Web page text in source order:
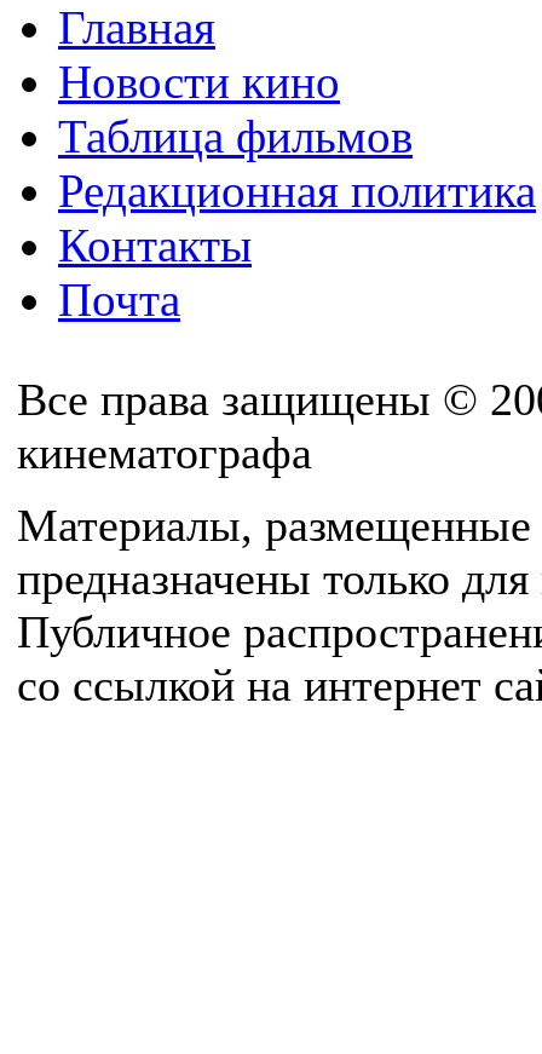
Главная
Новости кино
Таблица фильмов
Редакционная политика
Контакты
Почта
Все права защищены ©
кинематографа
Материалы, размещенные
предназначены только
Публичное
со ссылкой на интернет